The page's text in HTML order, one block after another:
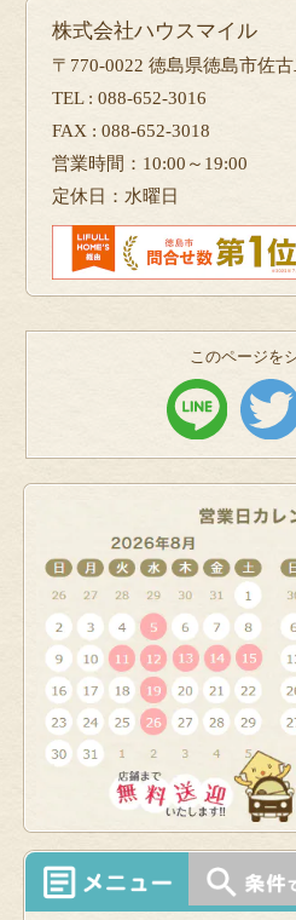
株式会社ハウスマイル
〒770-0022 徳島県徳島市佐
TEL : 088-652-3016
FAX : 088-652-3018
営業時間：10:00～19:00
定休日：水曜日
このページを